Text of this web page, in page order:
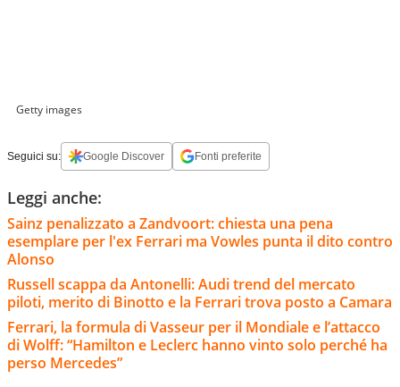
Getty images
Seguici su: Google Discover Fonti preferite
Leggi anche:
Sainz penalizzato a Zandvoort: chiesta una pena
esemplare per l'ex Ferrari ma Vowles punta il dito contro
Alonso
Russell scappa da Antonelli: Audi trend del mercato
piloti, merito di Binotto e la Ferrari trova posto a Camara
Ferrari, la formula di Vasseur per il Mondiale e l’attacco
di Wolff: “Hamilton e Leclerc hanno vinto solo perché ha
perso Mercedes”